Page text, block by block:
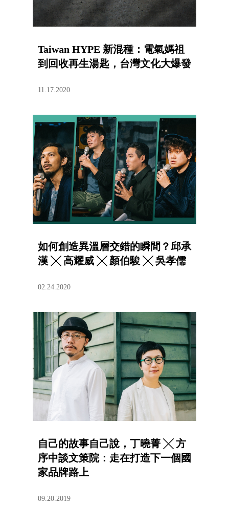
Taiwan HYPE 新混種：電氣媽祖
到回收再生湯匙，台灣文化大爆發
11.17.2020
如何創造異溫層交錯的瞬間？邱承
漢 ╳ 高耀威 ╳ 顏伯駿 ╳ 吳孝儒
02.24.2020
自己的故事自己說，丁曉菁 ╳ 方
序中談文策院：走在打造下一個國
家品牌路上
09.20.2019